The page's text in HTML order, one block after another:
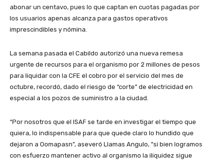
abonar un centavo, pues lo que captan en cuotas pagadas por
los usuarios apenas alcanza para gastos operativos
imprescindibles y nómina.
La semana pasada el Cabildo autorizó una nueva remesa
urgente de recursos para el organismo por 2 millones de pesos
para liquidar con la CFE el cobro por el servicio del mes de
octubre, recordó, dado el riesgo de “corte” de electricidad en
especial a los pozos de suministro a la ciudad.
“Por nosotros que el ISAF se tarde en investigar el tiempo que
quiera, lo indispensable para que quede claro lo hundido que
dejaron a Oomapasn”, aseveró Llamas Angulo, “si bien logramos
con esfuerzo mantener activo al organismo la iliquidez sigue